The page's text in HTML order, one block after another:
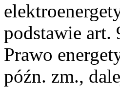
podstawie art.
Prawo
późn. zm.,